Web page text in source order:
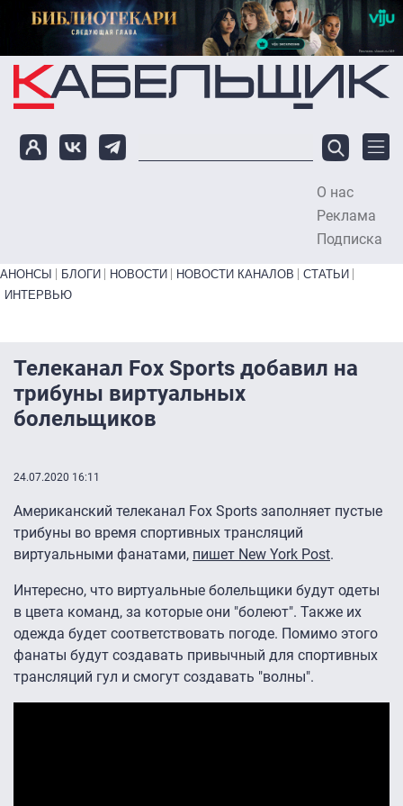
Перейти к основному содержанию
О нас
Реклама
Подписка
Primary links bottom
АНОНСЫ БЛОГИ НОВОСТИ НОВОСТИ КАНАЛОВ
СТАТЬИ
ИНТЕРВЬЮ
Телеканал Fox Sports добавил на
трибуны виртуальных
болельщиков
24.07.2020 16:11
Американский телеканал Fox Sports заполняет пустые
трибуны во время спортивных трансляций
виртуальными фанатами, пишет New York Post.
Интересно, что виртуальные болельщики будут одеты
в цвета команд, за которые они "болеют". Также их
одежда будет соответствовать погоде. Помимо этого
фанаты будут создавать привычный для спортивных
трансляций гул и смогут создавать "волны".